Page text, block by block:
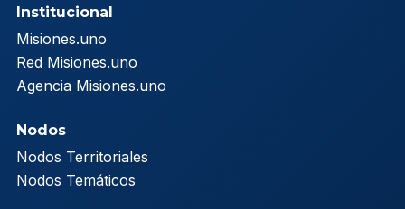
Institucional
Misiones.uno
Red Misiones.uno
Agencia Misiones.uno
Nodos
Nodos Territoriales
Nodos Temáticos